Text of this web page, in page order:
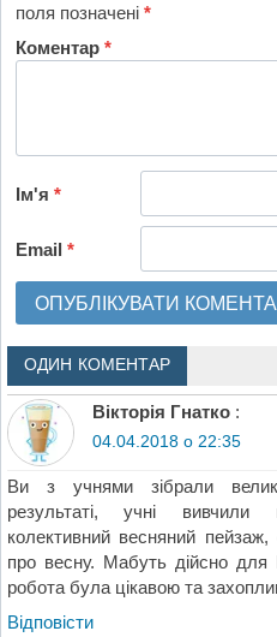
поля позначені*
Коментар*
Ім'я*
Email*
ОДИН КОМЕНТАР
Вікторія Гнатко :
04.04.2018 о 22:35
Ви з учнями зібрали
результаті, учні вивчили
колективний весняний пейзаж,
про весну. Мабуть дійсно для
робота була цікавою та
Відповіcти